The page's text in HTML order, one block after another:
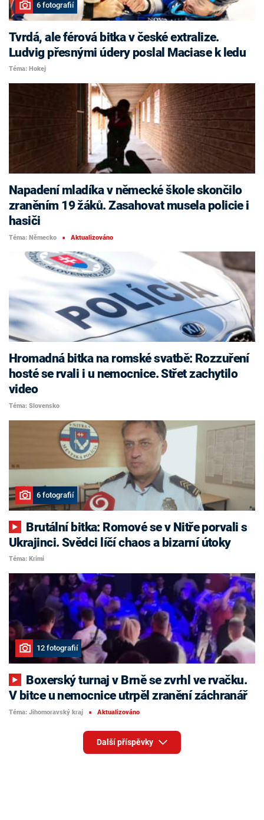
6 fotografií
Tvrdá, ale férová bitka v české extralize.
Ludvig přesnými údery poslal Maciase k ledu
Téma: Hokej
Napadení mladíka v německé škole skončilo
zraněním 19 žáků. Zasahovat musela policie i
hasiči
Téma: Německo ■ Aktualizováno
Hromadná bitka na romské svatbě: Rozzuření
hosté se rvali i u nemocnice. Střet zachytilo
video
Téma: Slovensko
6 fotografií
Ukrajinci. Svědci líčí chaos a bizarní útoky
Téma: Krimi
12 fotografií
V bitce u nemocnice utrpěl zranění záchranář
Téma: Jihomoravský kraj ■ Aktualizováno
Další příspěvky